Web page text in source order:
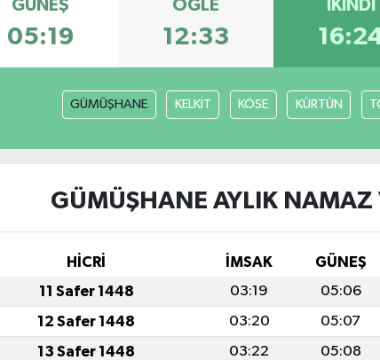
GÜNEŞ
05:19
ÖĞLE
12:33
İKINDI
GÜMÜŞHANE KELKİT KÖSE KÜRTÜN
GÜMÜŞHANE AYLIK NAMAZ
HİCRİ İMSAK GÜNEŞ
11 Safer 1448 03:19 05:06
12 Safer 1448 03:20 05:07
13 Safer 1448 03:22 05:08